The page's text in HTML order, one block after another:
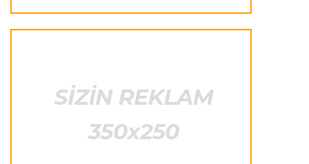
Lukaku ilə "Monako" arasında danışıqlar